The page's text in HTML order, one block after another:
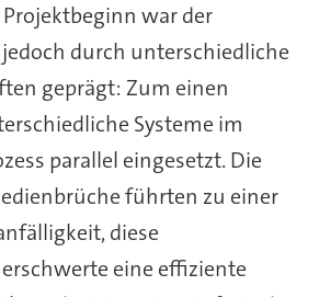
war der
durch unterschiedliche
geprägt: Zum einen
Systeme im
parallel eingesetzt. Die
führten zu einer
diese
eine effiziente